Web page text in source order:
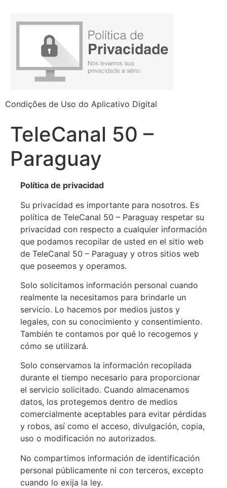
Condições de Uso do Aplicativo Digital
TeleCanal 50 –
Paraguay
Política de privacidad
Su privacidad es importante para nosotros. Es
política de TeleCanal 50 – Paraguay respetar su
privacidad con respecto a cualquier información
que podamos recopilar de usted en el sitio web
de TeleCanal 50 – Paraguay y otros sitios web
que poseemos y operamos.
Solo solicitamos información personal cuando
realmente la necesitamos para brindarle un
servicio. Lo hacemos por medios justos y
legales, con su conocimiento y consentimiento.
También te contamos por qué lo recogemos y
cómo se utilizará.
Solo conservamos la información recopilada
durante el tiempo necesario para proporcionar
el servicio solicitado. Cuando almacenamos
datos, los protegemos dentro de medios
comercialmente aceptables para evitar pérdidas
y robos, así como el acceso, divulgación, copia,
uso o modificación no autorizados.
No compartimos información de identificación
personal públicamente ni con terceros, excepto
cuando lo exija la ley.